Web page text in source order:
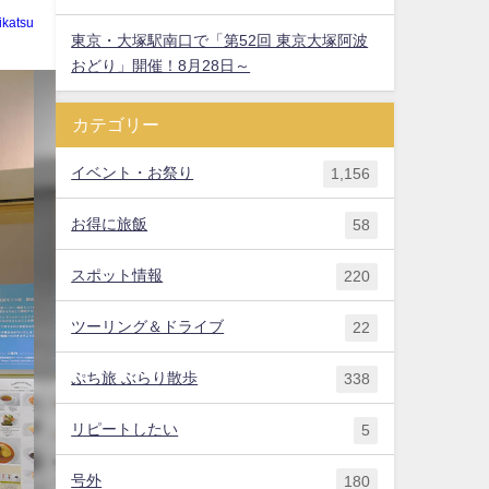
東京・大塚駅南口で「第52回 東京大塚阿波
おどり」開催！8月28日～
カテゴリー
イベント・お祭り 1,156
お得に旅飯 58
スポット情報 220
ツーリング＆ドライブ 22
ぷち旅 ぶらり散歩 338
リピートしたい 5
号外 180